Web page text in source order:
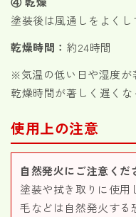
塗装後は風通しをよく
乾燥時間： 約24時間
※気温の低い日や湿度が
乾燥時間が著しく遅くな
使用上の注意
自然発火にご注意くだ
塗装や拭き取りに使用
毛などは自然発火する